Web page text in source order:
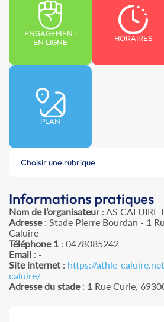
ENGAGEMENT
EN LIGNE
HORAIRES
PLAN
Choisir une rubrique
Informations pratiques
Nom de l’organisateur: AS CALUIRE
Adresse: Stade Pierre Bourdan - 1
Caluire
Téléphone 1 : 0478085242
Email : -
Site internet : https://athle-
caluire/
Adresse du stade: 1 Rue Curie,